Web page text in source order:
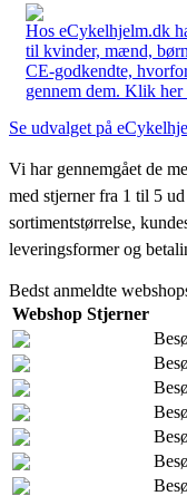
Hos eCykelhjelm.dk
til kvinder, mænd,
CE-godkendte,
gennem dem. Klik her
Se udvalget på
Vi har gennemgået de
med stjerner fra 1 til 5
sortimentstørrelse,
leveringsformer og
Bedst anmeldte
Webshop Stjerner